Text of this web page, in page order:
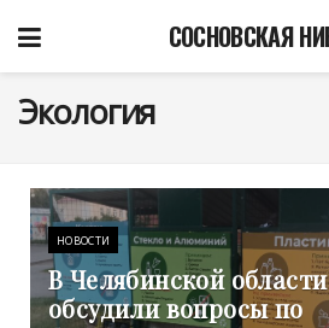
СОСНОВСКАЯ
Экология
НОВОСТИ
В Челябинской области
обсудили вопросы по